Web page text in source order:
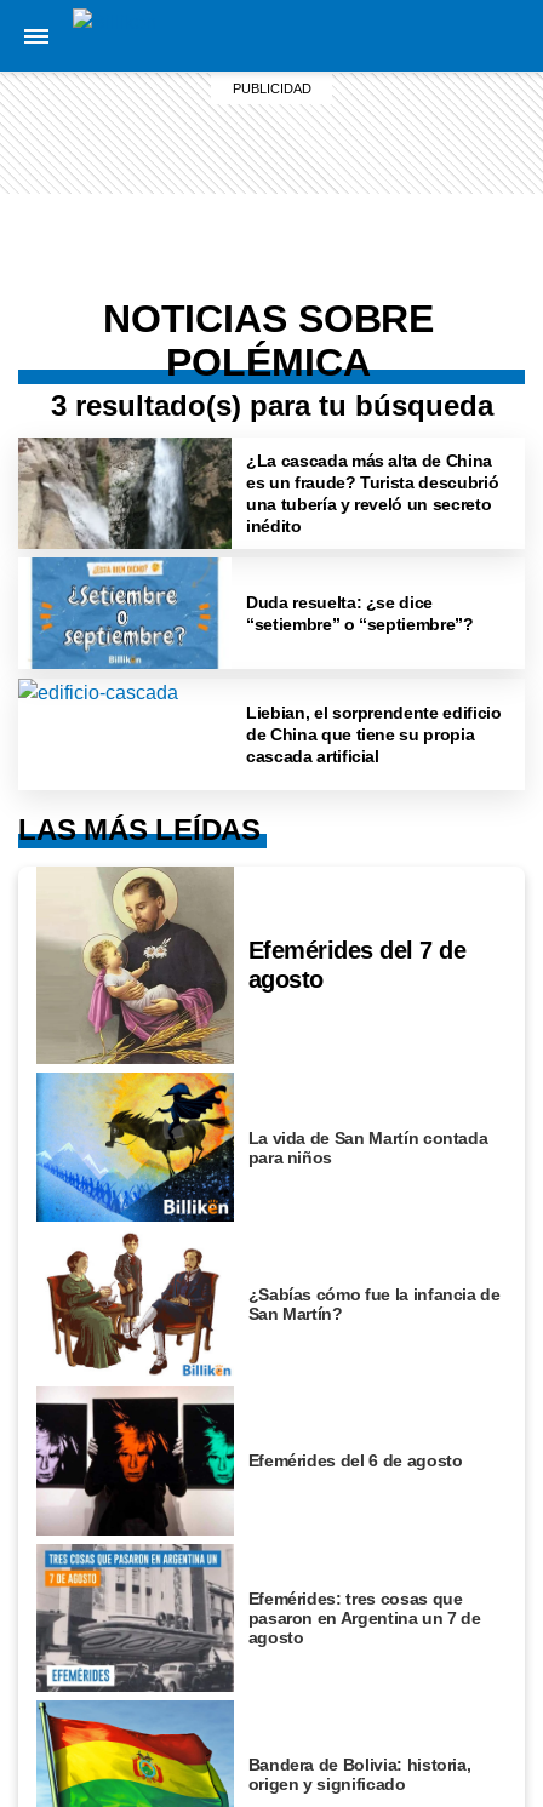
NOTICIAS SOBRE
POLÉMICA
3 resultado(s) para tu búsqueda
¿La cascada más alta de China
es un fraude? Turista descubrió
una tubería y reveló un secreto
inédito
Duda resuelta: ¿se dice
“setiembre” o “septiembre”?
Liebian, el sorprendente edificio
de China que tiene su propia
cascada artificial
LAS MÁS LEÍDAS
Efemérides del 7 de
agosto
La vida de San Martín contada
para niños
¿Sabías cómo fue la infancia de
San Martín?
Efemérides del 6 de agosto
Efemérides: tres cosas que
pasaron en Argentina un 7 de
agosto
Bandera de Bolivia: historia,
origen y significado